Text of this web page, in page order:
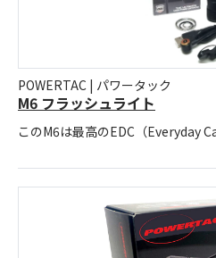
POWERTAC | パワータック
M6 フラッシュライト
このM6は最高のEDC（Everyday